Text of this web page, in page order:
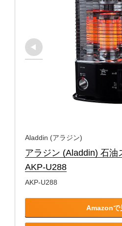
Aladdin (アラジン)
アラジン (Aladdin) 石油
AKP-U288
AKP-U288
Amazonで